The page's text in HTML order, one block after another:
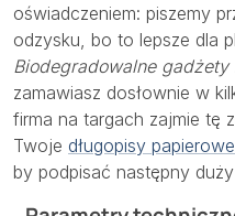
oświadczeniem: piszemy
odzysku, bo to lepsze dla
Biodegradowalne gadżety
zamawiasz dosłownie w
firma na targach zajmie tę
Twoje długopisy
by podpisać następny